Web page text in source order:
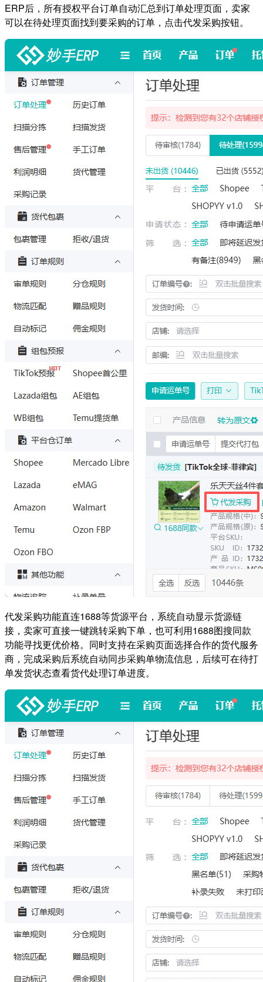
ERP后，所有授权平台订单自动汇总到订单处理页面，卖家
可以在待处理页面找到要采购的订单，点击代发采购按钮。
代发采购功能直连1688等货源平台，系统自动显示货源链
接，卖家可直接一键跳转采购下单，也可利用1688图搜同款
功能寻找更优价格。同时支持在采购页面选择合作的货代服务
商，完成采购后系统自动同步采购单物流信息，后续可在待打
单发货状态查看货代处理订单进度。